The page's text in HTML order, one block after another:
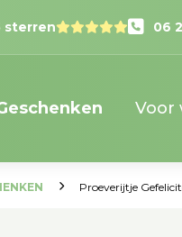
Voor
sterren 06
Proeverijtje